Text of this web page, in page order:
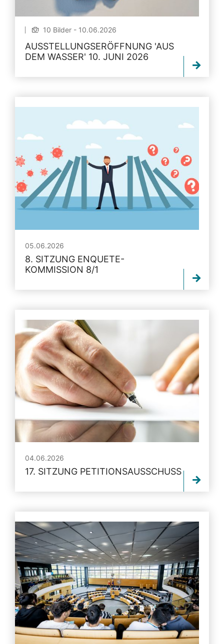
10 Bilder - 10.06.2026
AUSSTELLUNGSERÖFFNUNG 'AUS
DEM WASSER' 10. JUNI 2026
05.06.2026
8. SITZUNG ENQUETE-
KOMMISSION 8/1
04.06.2026
17. SITZUNG PETITIONSAUSSCHUSS